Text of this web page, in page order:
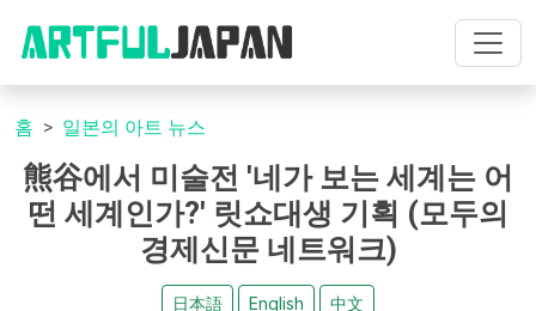
홈 일본의 아트 뉴스
熊谷에서 미술전 '네가 보는 세계는 어
떤 세계인가?' 릿쇼대생 기획 (모두의
경제신문 네트워크)
日本語 English 中文